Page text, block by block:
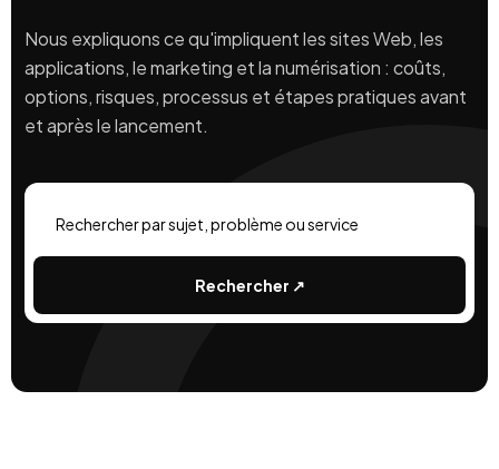
Nous expliquons ce qu'impliquent les sites Web, les
applications, le marketing et la numérisation : coûts,
options, risques, processus et étapes pratiques avant
et après le lancement.
Rechercher ↗